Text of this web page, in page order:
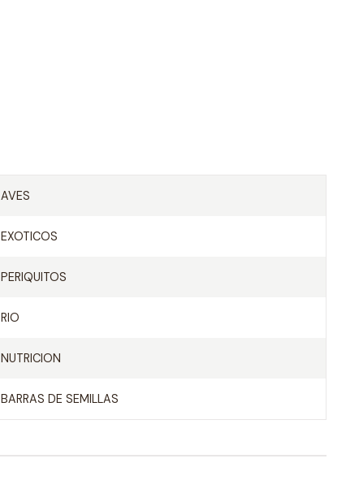
AVES
EXOTICOS
PERIQUITOS
RIO
NUTRICION
BARRAS DE SEMILLAS